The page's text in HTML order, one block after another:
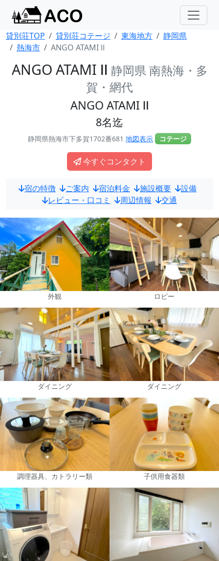
貸別荘TOP 貸別荘コテージ 東海地方
静岡県
熱海市
ANGO ATAMI Ⅱ
ANGO ATAMI Ⅱ 静岡県 南熱海・多
賀・網代
ANGO ATAMI Ⅱ
8名迄
静岡県熱海市下多賀1702番681地図表示 コテージ
今すぐコンタクト
宿の特徴 ご案内 宿泊料金 施設概要
設備
レビュー・口コミ
周辺情報 交通
外観 ロビー
ダイニング ダイニング
調理器具、カトラリー類 子供用食器類